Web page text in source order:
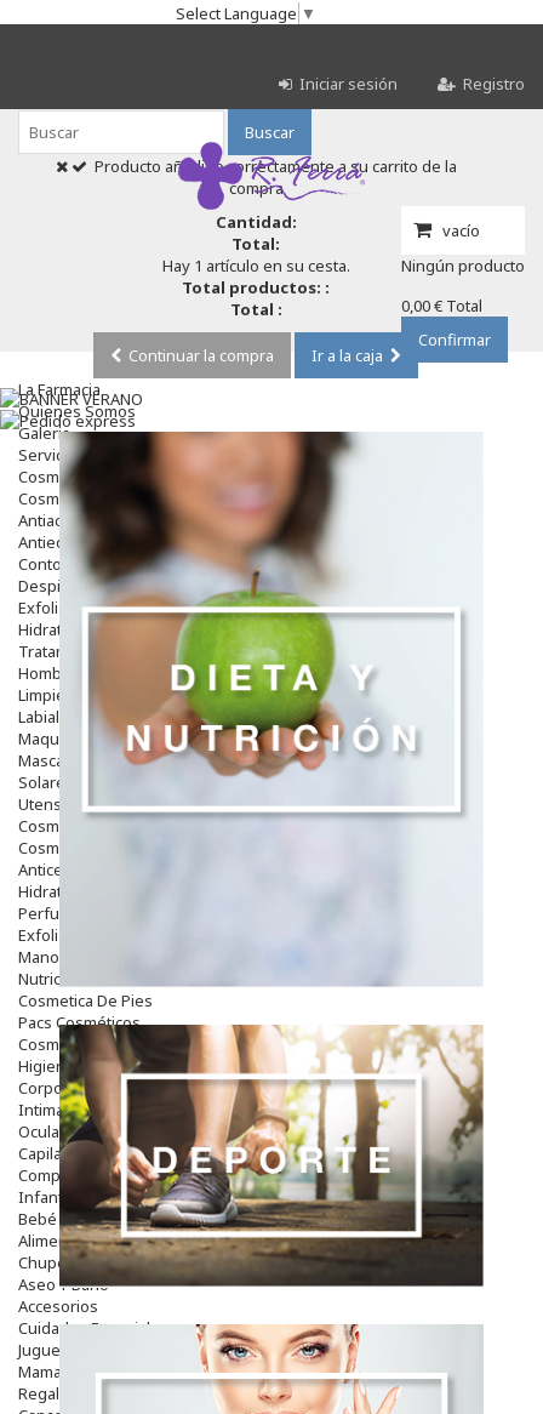
Select Language ▼
Iniciar sesión Registro
Buscar
vacío
Ningún producto
0,00 € Total
Confirmar
Producto añadido correctamente a su carrito de la
compra
Cantidad:
Total:
Hay 1 artículo en su cesta.
Total productos: :
Total :
Continuar la compra
Ir a la caja
La Farmacia
Quienes Somos
Galeria
Servicios
Cosmética
Cosmética Facial
Antiacné
Antiedad
Contorno De Ojos
Despigmentantes
Exfoliantes
Hidratantes
Tratamientos De Noche
Hombre
Limpieza
Labiales
Maquillajes Y Color
Mascarillas
Solares
Utensilios
Cosmética Capilar
Cosmética Corporal
Anticelulíticos
Hidratantes Corporales
Perfumes Y Colonias
Exfoliantes Corporales
Manos Y Uñas
Nutricosmética
Cosmetica De Pies
Pacs Cosméticos
Cosmetica Facial Piel Sensible
Higiene
Corporal
Intima
Ocular
Capilar
Complementos
Infantil
Bebé
Alimentación Y Complementos
Chupetes Y Mordedores
Aseo Y Baño
Accesorios
Cuidados Especiales
Juguetes
Mama
Regalos